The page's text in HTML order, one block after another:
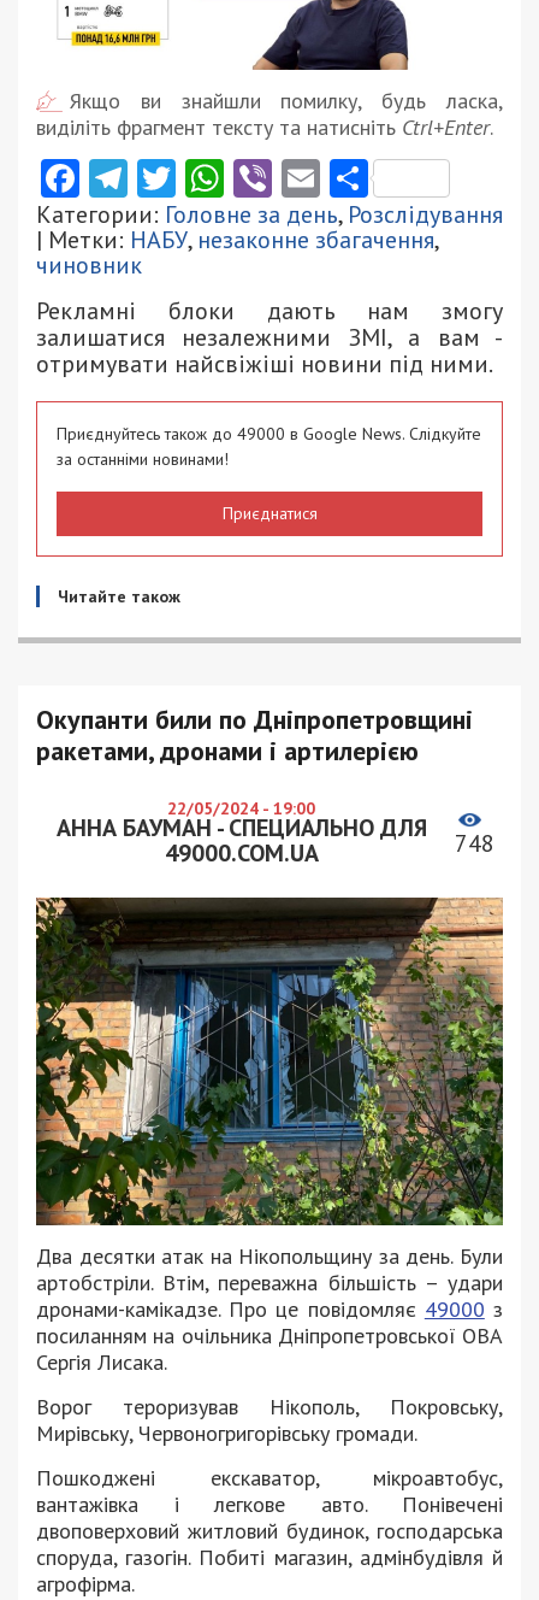
Якщо ви знайшли помилку, будь ласка,
виділіть фрагмент тексту та натисніть Ctrl+Enter.
Facebook
Telegram
Twitter
WhatsApp
ViberEmail
Категории: Головне за день, Розслідування
| Метки: НАБУ, незаконне збагачення,
чиновник
Рекламні блоки дають нам змогу
залишатися незалежними ЗМІ, а вам -
отримувати найсвіжіші новини під ними.
Приєднуйтесь також до 49000 в Google News. Слідкуйте
за останніми новинами!
Приєднатися
Читайте також
Окупанти били по Дніпропетровщині
ракетами, дронами і артилерією
22/05/2024 - 19:00
АННА БАУМАН - СПЕЦИАЛЬНО ДЛЯ
49000.COM.UA
748
Два десятки атак на Нікопольщину за день. Були
артобстріли. Втім, переважна більшість – удари
дронами-камікадзе. Про це повідомляє 49000 з
посиланням на очільника Дніпропетровської ОВА
Сергія Лисака.
Ворог тероризував Нікополь, Покровську,
Мирівську, Червоногригорівську громади.
Пошкоджені екскаватор, мікроавтобус,
вантажівка і легкове авто. Понівечені
двоповерховий житловий будинок, господарська
споруда, газогін. Побиті магазин, адмінбудівля й
агрофірма.